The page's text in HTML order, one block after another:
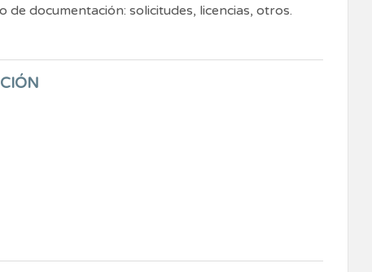
de documentación: solicitudes, licencias, otros.